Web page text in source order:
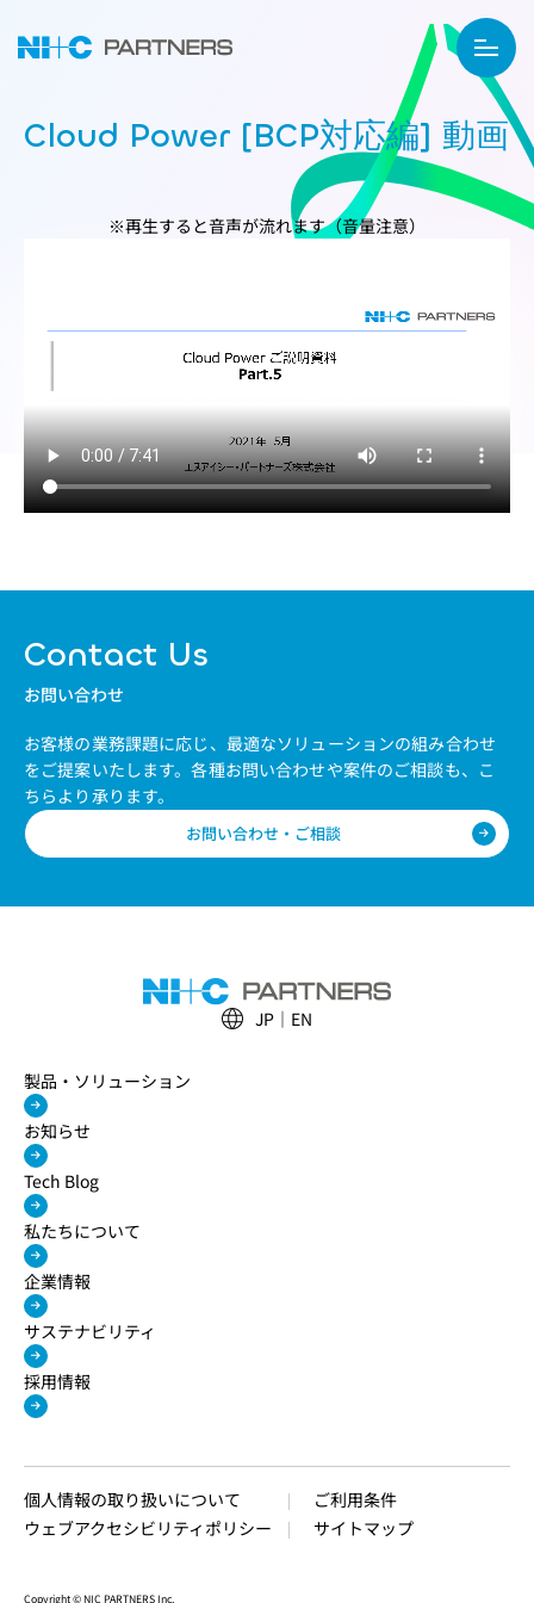
Cloud Power [BCP対応編] 動画
※再生すると音声が流れます（音量注意）
Contact Us
お問い合わせ
お客様の業務課題に応じ、最適なソリューションの組み合わせ
をご提案いたします。各種お問い合わせや案件のご相談も、こ
ちらより承ります。
お問い合わせ・ご相談
JP EN
製品・ソリューション
お知らせ
Tech Blog
私たちについて
企業情報
サステナビリティ
採用情報
個人情報の取り扱いについて
ご利用条件
ウェブアクセシビリティポリシー
サイトマップ
Copyright © NIC PARTNERS Inc.